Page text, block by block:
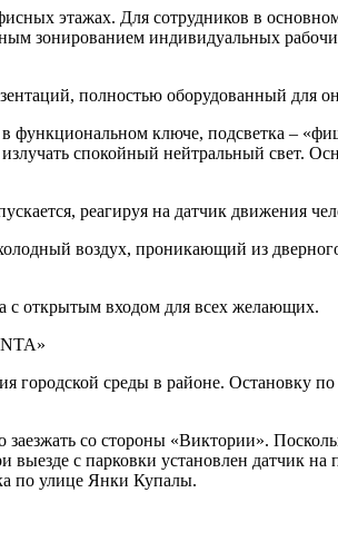
этажах. Для сотрудников в
зонированием индивидуальных
полностью оборудованный для
ключе, подсветка –
спокойный нейтральный свет.
реагируя на датчик движения
воздух, проникающий из
с открытым входом для всех желающих.
городской среды в районе. Остановку
со стороны «Виктории».
с парковки установлен датчик
по улице Янки Купалы.